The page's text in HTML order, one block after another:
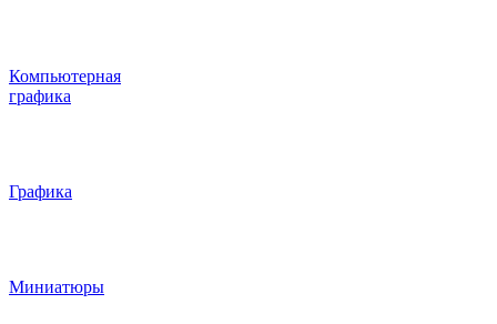
Компьютерная
графика
Графика
Миниатюры